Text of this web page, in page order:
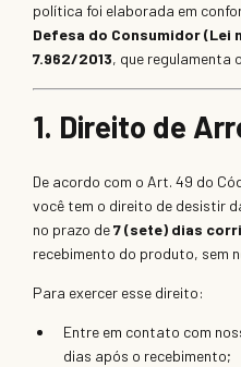
política foi elaborada em
Defesa do Consumidor (Lei
7.962/2013, que regulamenta
1. Direito de
De acordo com o Art. 49 do
você tem o direito de desistir
no prazo de7 (sete) dias
recebimento do produto, sem
Para exercer esse direito:
Entre em contato com
dias após o recebimento;